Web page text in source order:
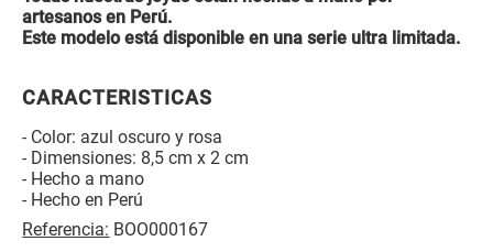
artesanos en Perú.
Este modelo está disponible en una serie ultra limitada.
CARACTERISTICAS
- Color: azul oscuro y rosa
- Dimensiones: 8,5 cm x 2 cm
- Hecho a mano
- Hecho en Perú
Referencia: BOO000167